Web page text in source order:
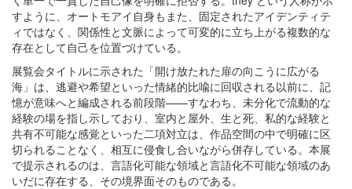
すように、オートモアイ自身もまた、固定されたアイデンティテ
ィではなく、関係性と文脈によって可変的に立ち上がる複数的な
存在として自己を位置づけている。
展覧会タイトルに示された「開け放たれた扉の向こうに広がる
海」は、逃避や希望といった情緒的比喩に回収される以前に、記
憶が意味へと編成される前段階——すなわち、未分化で流動的な
経験の場を指し示しており、室内と屋外、生と死、私的な経験と
共有不可能な感覚といった二項対立は、作品空間の中で明確に区
切られることなく、相互に侵食し合いながら併存している。本展
で提示されるのは、言語化可能な領域と言語化不可能な領域のあ
いだに存在する、その境界面そのものである。